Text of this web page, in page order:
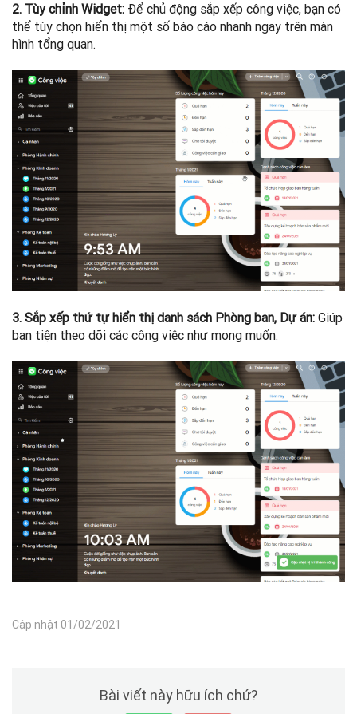
2. Tùy chỉnh Widget: Để chủ động sắp xếp công việc, bạn có
thể tùy chọn hiển thị một số báo cáo nhanh ngay trên màn
hình tổng quan.
3. Sắp xếp thứ tự hiển thị danh sách Phòng ban, Dự án: Giúp
bạn tiện theo dõi các công việc như mong muốn.
Cập nhật 01/02/2021
Bài viết này hữu ích chứ?